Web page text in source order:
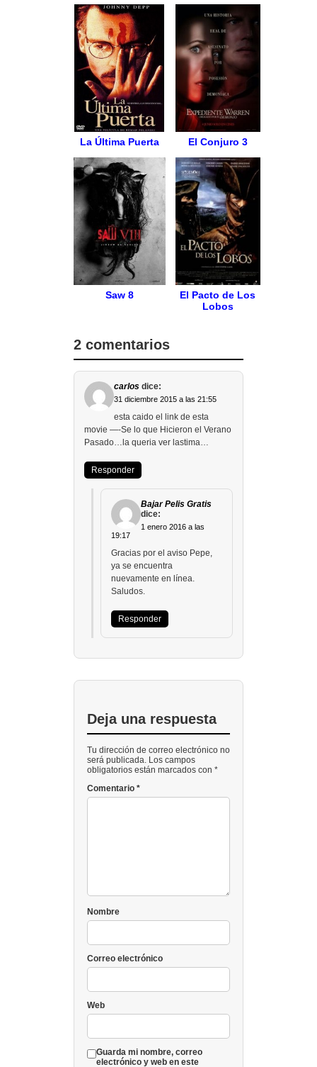
La Última Puerta El Conjuro 3
Saw 8
El Pacto de Los
Lobos
2 comentarios
carlos dice:
31 diciembre 2015 a las 21:55
esta caido el link de esta
movie —-Se lo que Hicieron el Verano
Pasado…la queria ver lastima…
Responder
Bajar Pelis Gratis
dice:
1 enero 2016 a las
19:17
Gracias por el aviso Pepe,
ya se encuentra
nuevamente en línea.
Saludos.
Responder
Deja una respuesta
Tu dirección de correo electrónico no
será publicada. Los campos
obligatorios están marcados con *
Comentario *
Nombre
Correo electrónico
Web
Guarda mi nombre, correo
electrónico y web en este